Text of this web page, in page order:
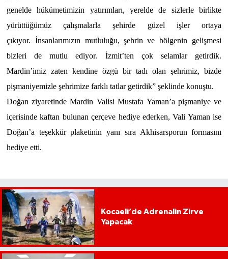
genelde hükümetimizin yatırımları, yerelde de sizlerle birlikte
yürüttüğümüz çalışmalarla şehirde güzel işler ortaya
çıkıyor. İnsanlarımızın mutluluğu, şehrin ve bölgenin gelişmesi
bizleri de mutlu ediyor. İzmit’ten çok selamlar getirdik.
Mardin’imiz zaten kendine özgü bir tadı olan şehrimiz, bizde
pişmaniyemizle şehrimize farklı tatlar getirdik” şeklinde konuştu.
Doğan ziyaretinde Mardin Valisi Mustafa Yaman’a pişmaniye ve
içerisinde kaftan bulunan çerçeve hediye ederken, Vali Yaman ise
Doğan’a teşekkür plaketinin yanı sıra Akhisarsporun formasını
hediye etti.
Kocaeli’de Adrenalin Zirve
Yapacak